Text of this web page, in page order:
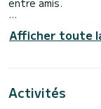
et d'un salon avec
Ce Leopard 50
N'hésitez pas à
Afficher toute
Activités